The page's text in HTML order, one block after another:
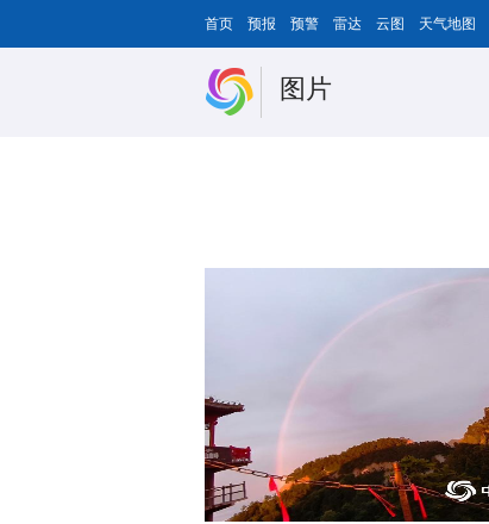
首页 预报 预警 雷达 云图 天气地图
图片